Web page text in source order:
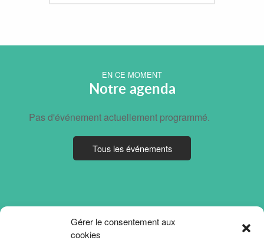
Gérer le consentement aux
cookies
EN CE MOMENT
Notre agenda
Pas d'événement actuellement programmé.
Tous les événements